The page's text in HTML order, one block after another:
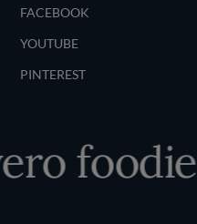
FACEBOOK
YOUTUBE
PINTEREST
foodie